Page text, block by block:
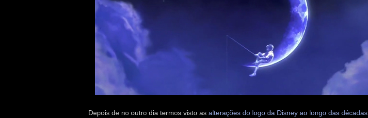
Depois de no outro dia termos visto as alterações do logo da Disney ao longo das décadas